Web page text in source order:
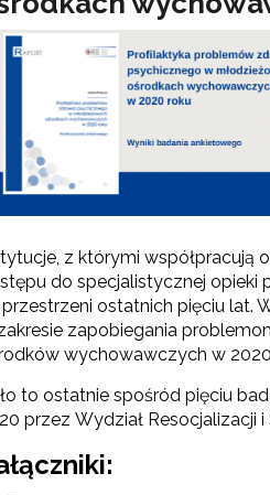
z którymi współpracują
do specjalistycznej
przestrzeni ostatnich pięciu lat.
zapobiegania
wychowawczych w
to ostatnie spośród pięciu
przez Wydział Resocjalizacji